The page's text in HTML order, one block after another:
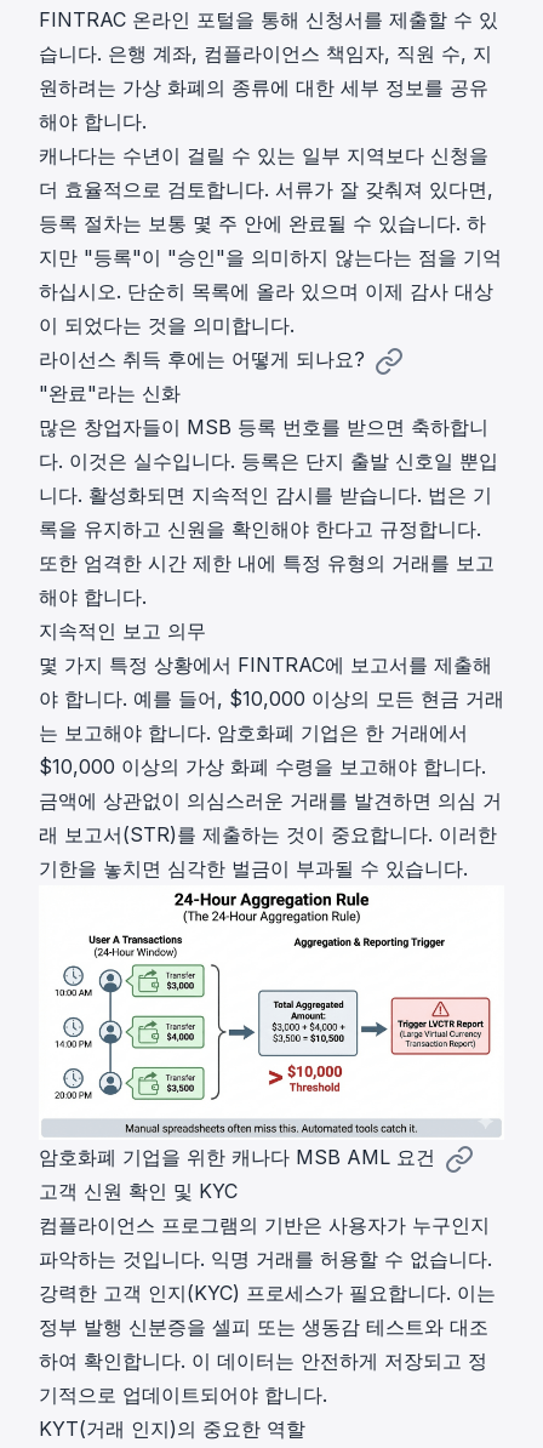
FINTRAC 온라인 포털을 통해 신청서를 제출할 수 있
습니다. 은행 계좌, 컴플라이언스 책임자, 직원 수, 지
원하려는 가상 화폐의 종류에 대한 세부 정보를 공유
해야 합니다.
캐나다는 수년이 걸릴 수 있는 일부 지역보다 신청을
더 효율적으로 검토합니다. 서류가 잘 갖춰져 있다면,
등록 절차는 보통 몇 주 안에 완료될 수 있습니다. 하
지만 "등록"이 "승인"을 의미하지 않는다는 점을 기억
하십시오. 단순히 목록에 올라 있으며 이제 감사 대상
이 되었다는 것을 의미합니다.
라이선스 취득 후에는 어떻게 되나요?
"완료"라는 신화
많은 창업자들이 MSB 등록 번호를 받으면 축하합니
다. 이것은 실수입니다. 등록은 단지 출발 신호일 뿐입
니다. 활성화되면 지속적인 감시를 받습니다. 법은 기
록을 유지하고 신원을 확인해야 한다고 규정합니다.
또한 엄격한 시간 제한 내에 특정 유형의 거래를 보고
해야 합니다.
지속적인 보고 의무
몇 가지 특정 상황에서 FINTRAC에 보고서를 제출해
야 합니다. 예를 들어, $10,000 이상의 모든 현금 거래
는 보고해야 합니다. 암호화폐 기업은 한 거래에서
$10,000 이상의 가상 화폐 수령을 보고해야 합니다.
금액에 상관없이 의심스러운 거래를 발견하면 의심 거
래 보고서(STR)를 제출하는 것이 중요합니다. 이러한
기한을 놓치면 심각한 벌금이 부과될 수 있습니다.
암호화폐 기업을 위한 캐나다 MSB AML 요건
고객 신원 확인 및 KYC
컴플라이언스 프로그램의 기반은 사용자가 누구인지
파악하는 것입니다. 익명 거래를 허용할 수 없습니다.
강력한 고객 인지(KYC) 프로세스가 필요합니다. 이는
정부 발행 신분증을 셀피 또는 생동감 테스트와 대조
하여 확인합니다. 이 데이터는 안전하게 저장되고 정
기적으로 업데이트되어야 합니다.
KYT(거래 인지)의 중요한 역할